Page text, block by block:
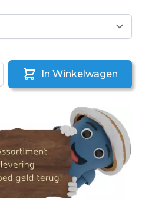
In Winkelwagen